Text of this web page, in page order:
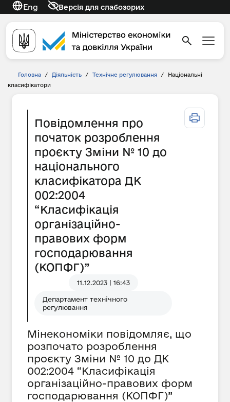
Eng Версія для слабозорих
Головна / Діяльність / Технічне регулювання /
Національні
класифікатори
Повідомлення про
початок розроблення
проєкту Зміни № 10 до
національного
класифікатора ДК
002:2004
“Класифікація
організаційно-
правових форм
господарювання
(КОПФГ)”
11.12.2023 | 16:43
Департамент технічного
регулювання
Мінекономіки повідомляє, що
розпочато розроблення
проєкту Зміни № 10 до ДК
002:2004 “Класифікація
організаційно-правових форм
господарювання (КОПФГ)”